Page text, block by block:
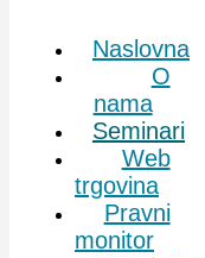
Naslovna
O
nama
Seminari
Web
trgovina
Pravni
monitor